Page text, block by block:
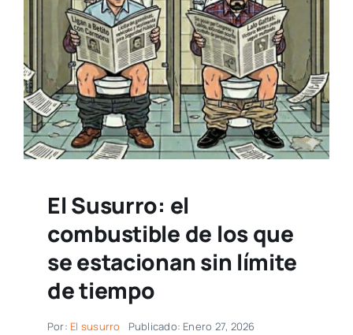
El Susurro: el
combustible de los que
se estacionan sin límite
de tiempo
Por: El susurro Publicado: Enero 27, 2026